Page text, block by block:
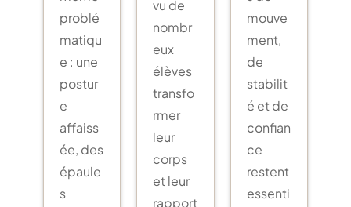
problé
matiqu
e : une
postur
e
affaiss
ée, des
épaule
s
vu de
nombr
eux
élèves
transfo
rmer
leur
corps
et leur
rapport
mouve
ment,
de
stabilit
é et de
confian
ce
restent
essenti